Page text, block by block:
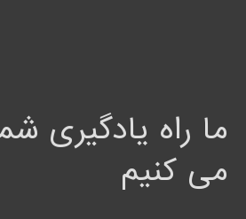
ما راه یادگیری
می کنیم